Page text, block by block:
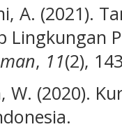
A. (2021).
Lingkungan
, 11(2),
W. (2020).